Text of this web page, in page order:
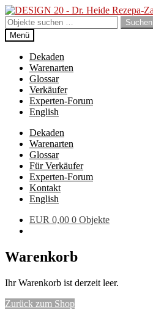
Zur
Navigation
springen
Zum
Inhalt
springen
Suchen
nach:
Suchen
Menü
Dekaden
Warenarten
Glossar
Verkäufer
Experten-Forum
English
Dekaden
Warenarten
Glossar
Für Verkäufer
Experten-Forum
Kontakt
English
EUR 0,00 0 Objekte
Warenkorb
Ihr Warenkorb ist derzeit leer.
Zurück zum Shop